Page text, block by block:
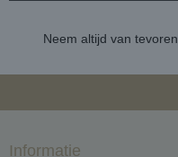
Neem altijd van tevoren
Informatie